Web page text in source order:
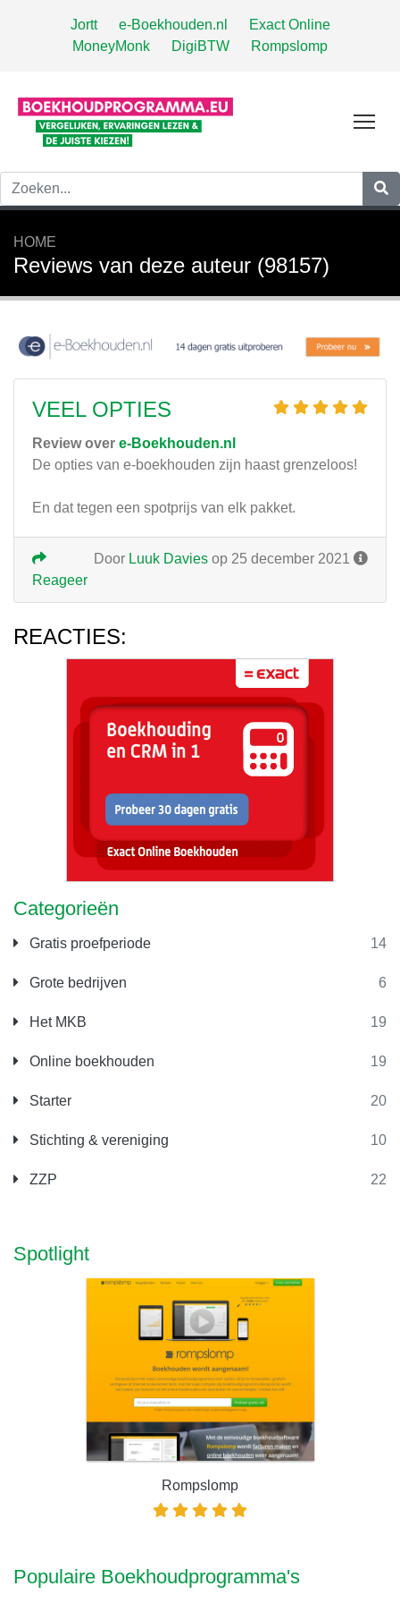
Jortt e-Boekhouden.nl
Exact Online
MoneyMonk
DigiBTW Rompslomp
HOME
Reviews van deze auteur (98157)
Categorieën
Gratis proefperiode 14
Grote bedrijven 6
Het MKB 19
Online boekhouden 19
Starter 20
Stichting & vereniging 10
ZZP 22
Spotlight
Rompslomp
Populaire Boekhoudprogramma's
VEEL OPTIES
Review over e-Boekhouden.nl
De opties van e-boekhouden zijn haast grenzeloos!
En dat tegen een spotprijs van elk pakket.
Door Luuk Davies op 25 december 2021
Reageer
REACTIES: